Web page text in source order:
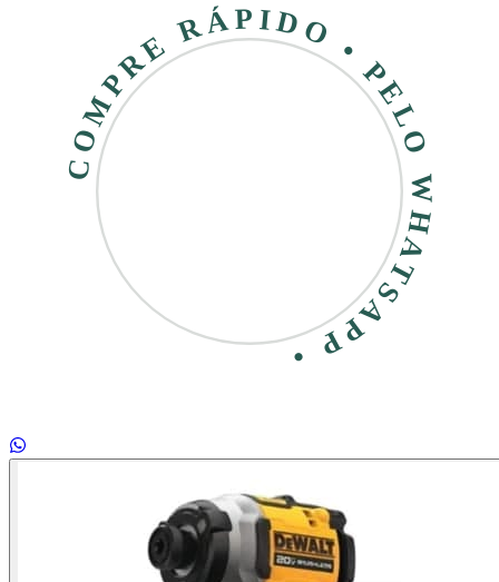
COMPRE RÁPIDO • PELO WHATSAPP •